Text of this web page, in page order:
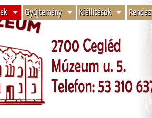
Gyűjtemény Kiállítások